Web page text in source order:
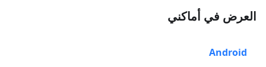
العرض في أماكني
Android